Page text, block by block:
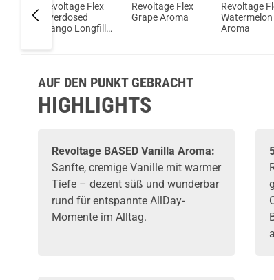
Revoltage Flex
Overdosed
Mango Longfill
Revoltage Flex
Grape Aroma
Revoltage
Watermelon
Aroma
AUF DEN PUNKT GEBRACHT
HIGHLIGHTS
Revoltage BASED Vanilla Aroma:
Sanfte, cremige Vanille mit warmer
Tiefe – dezent süß und wunderbar
rund für entspannte AllDay-
Momente im Alltag.